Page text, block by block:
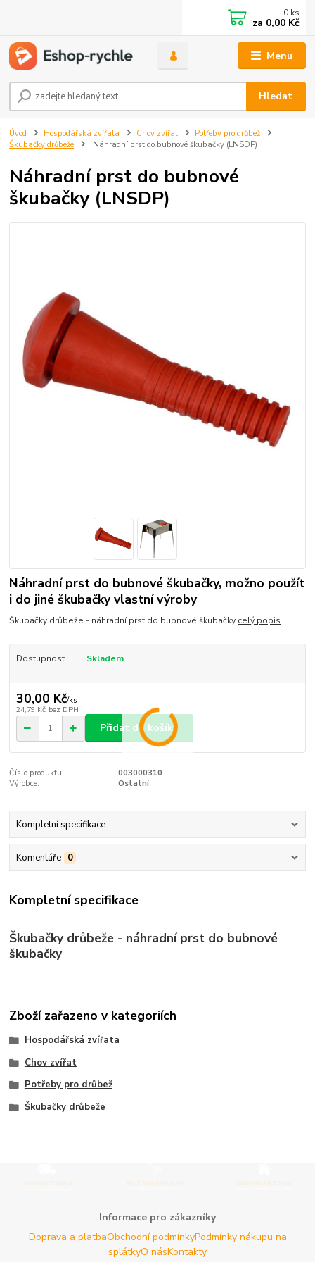
Menu
Hledat
0 ks
za 0,00 Kč
Úvod Hospodářská zvířata Chov zvířat
Potřeby pro drůbež
Škubačky drůbeže
Náhradní prst do bubnové škubačky (LNSDP)
Náhradní prst do bubnové
škubačky (LNSDP)
Náhradní prst do bubnové škubačky, možno použít
i do jiné škubačky vlastní výroby
Škubačky drůbeže - náhradní prst do bubnové škubačky celý popis
Dostupnost Skladem
30,00 Kč/ks
24,79 Kč bez DPH
Přidat do košíku
Číslo produktu:
003000310
Výrobce:
Ostatní
Kompletní specifikace
Komentáře 0
Kompletní specifikace
Škubačky drůbeže - náhradní prst do bubnové
škubačky
Zboží zařazeno v kategoriích
Hospodářská zvířata
Chov zvířat
Potřeby pro drůbež
Škubačky drůbeže
Informace pro zákazníky
Doprava a platbaObchodní podmínkyPodmínky nákupu na
splátkyO násKontakty